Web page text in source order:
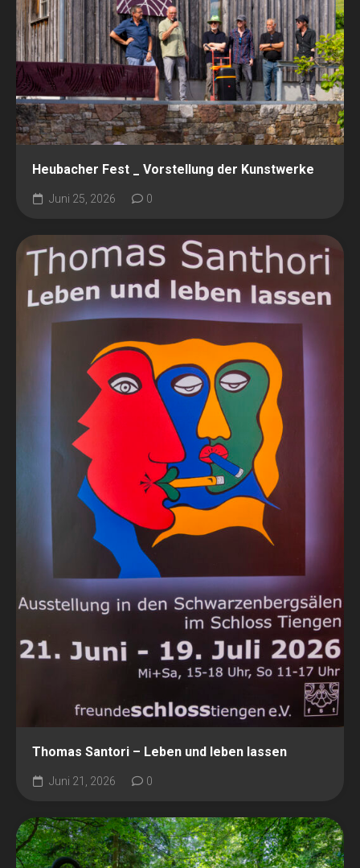
Heubacher Fest _ Vorstellung der Kunstwerke
Juni 25, 2026 0
Thomas Santori – Leben und leben lassen
Juni 21, 2026 0